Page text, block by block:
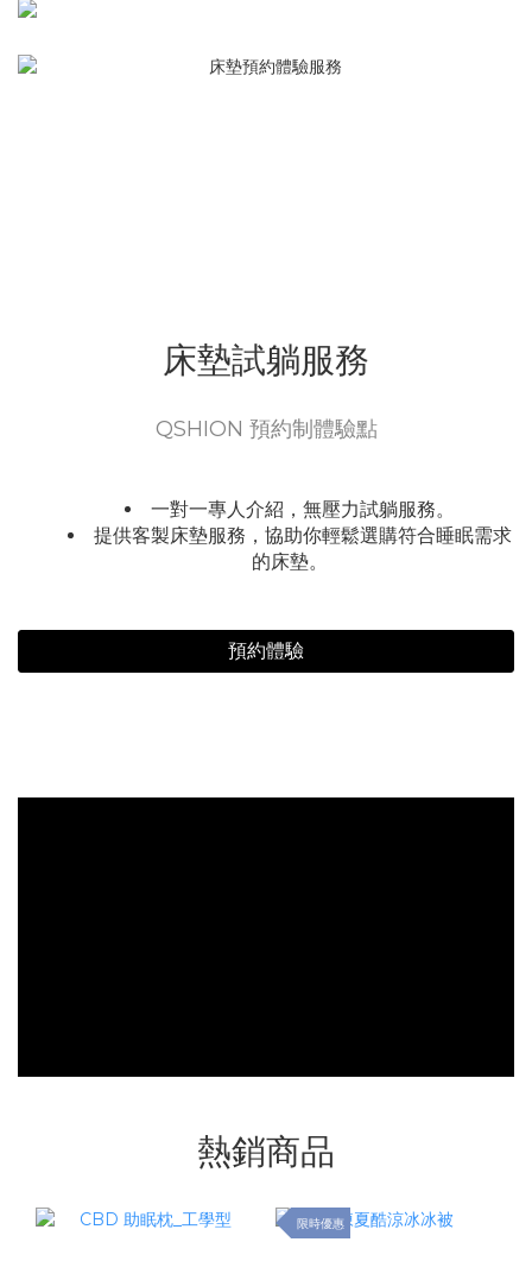
床墊試躺服務
QSHION 預約制體驗點
一對一專人介紹，無壓力試躺服務。
提供客製床墊服務，協助你輕鬆選購符合睡眠需求
的床墊。
預約體驗
熱銷商品
限時優惠